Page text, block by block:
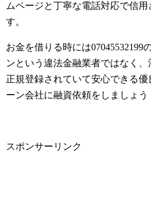
ムページと丁寧な電話対応で信
す。
お金を借りる時には07045532199
ンという違法金融業者ではなく
正規登録されていて安心できる
ーン会社に融資依頼をしましょう
スポンサーリンク